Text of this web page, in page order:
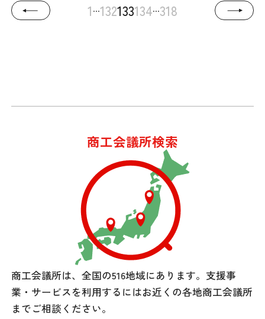
1...132133134...318
商工会議所検索
商工会議所は、全国の516地域にあります。 支援事
業・サービスを利用するにはお近くの各地商工会議所
までご相談ください。